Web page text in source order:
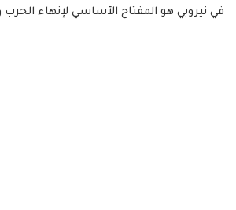
في نيروبي هو المفتاح الأساسي لإنهاء